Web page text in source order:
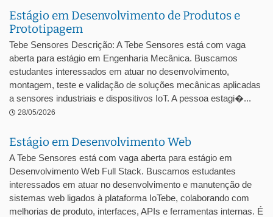
Estágio em Desenvolvimento de Produtos e
Prototipagem
Tebe Sensores Descrição: A Tebe Sensores está com vaga
aberta para estágio em Engenharia Mecânica. Buscamos
estudantes interessados em atuar no desenvolvimento,
montagem, teste e validação de soluções mecânicas aplicadas
a sensores industriais e dispositivos IoT. A pessoa estagi�...
28/05/2026
Estágio em Desenvolvimento Web
A Tebe Sensores está com vaga aberta para estágio em
Desenvolvimento Web Full Stack. Buscamos estudantes
interessados em atuar no desenvolvimento e manutenção de
sistemas web ligados à plataforma IoTebe, colaborando com
melhorias de produto, interfaces, APIs e ferramentas internas. É